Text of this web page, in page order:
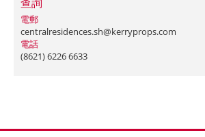
電郵
centralresidences.sh@kerryprops.com
電話
(8621) 6226 6633